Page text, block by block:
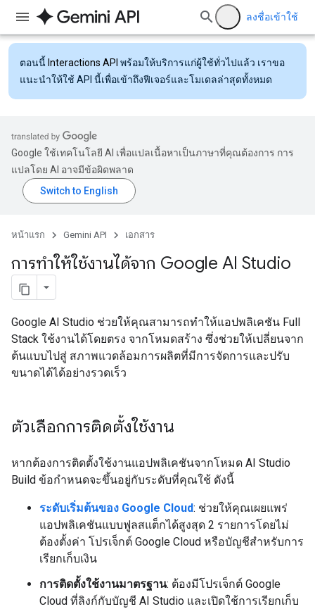
ลงชื่อเข้าใช้
ตอนนี้ Interactions API พร้อมให้บริการแก่ผู้ใช้ทั่วไปแล้ว เราขอ
แนะนำให้ใช้ API นี้เพื่อเข้าถึงฟีเจอร์และโมเดลล่าสุดทั้งหมด
Google ใช้เทคโนโลยี AI เพื่อแปลเนื้อหาเป็นภาษาที่คุณต้องการ การ
แปลโดย AI อาจมีข้อผิดพลาด
หน้าแรก Gemini API เอกสาร
การทำให้ใช้งานได้จาก Google AI Studio
Google AI Studio ช่วยให้คุณสามารถทําให้แอปพลิเคชัน Full
Stack ใช้งานได้โดยตรง จากโหมดสร้าง ซึ่งช่วยให้เปลี่ยนจาก
ต้นแบบไปสู่ สภาพแวดล้อมการผลิตที่มีการจัดการและปรับ
ขนาดได้ได้อย่างรวดเร็ว
ตัวเลือกการติดตั้งใช้งาน
หากต้องการติดตั้งใช้งานแอปพลิเคชันจากโหมด AI Studio
Build ข้อกำหนดจะขึ้นอยู่กับระดับที่คุณใช้ ดังนี้
ระดับเริ่มต้นของ Google Cloud: ช่วยให้คุณเผยแพร่
แอปพลิเคชันแบบฟูลสแต็กได้สูงสุด 2 รายการโดยไม่
ต้องตั้งค่า โปรเจ็กต์ Google Cloud หรือบัญชีสำหรับการ
เรียกเก็บเงิน
การติดตั้งใช้งานมาตรฐาน: ต้องมีโปรเจ็กต์ Google
Cloud ที่ลิงก์กับบัญชี AI Studio และเปิดใช้การเรียกเก็บ